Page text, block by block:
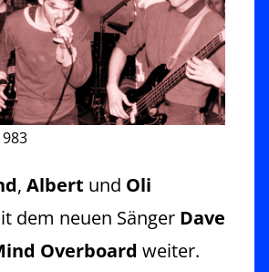
, Albert und Oli
dem neuen Sänger Dave
Overboard weiter.